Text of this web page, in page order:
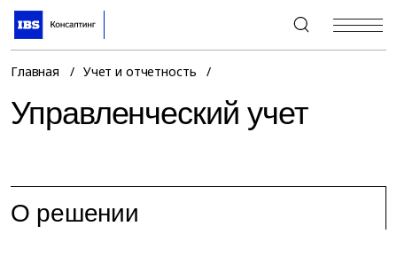
+7 (495) 967-80-80
Главная Учет и отчетность
Управленческий учет
О решении